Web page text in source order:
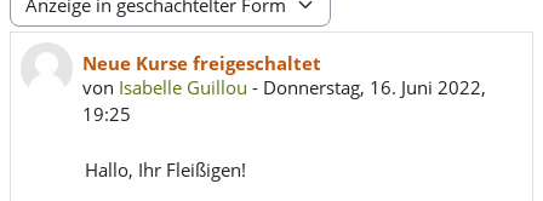
Anzeigemodus
Neue Kurse freigeschaltet
von Isabelle Guillou - Donnerstag, 16. Juni 2022,
19:25
Anzahl Antworten: 0
Hallo, Ihr Fleißigen!